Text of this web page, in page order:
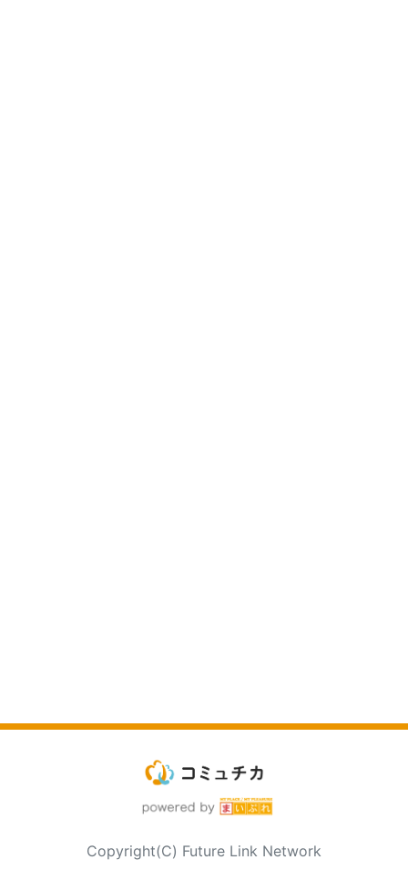
Copyright(C) Future Link Network